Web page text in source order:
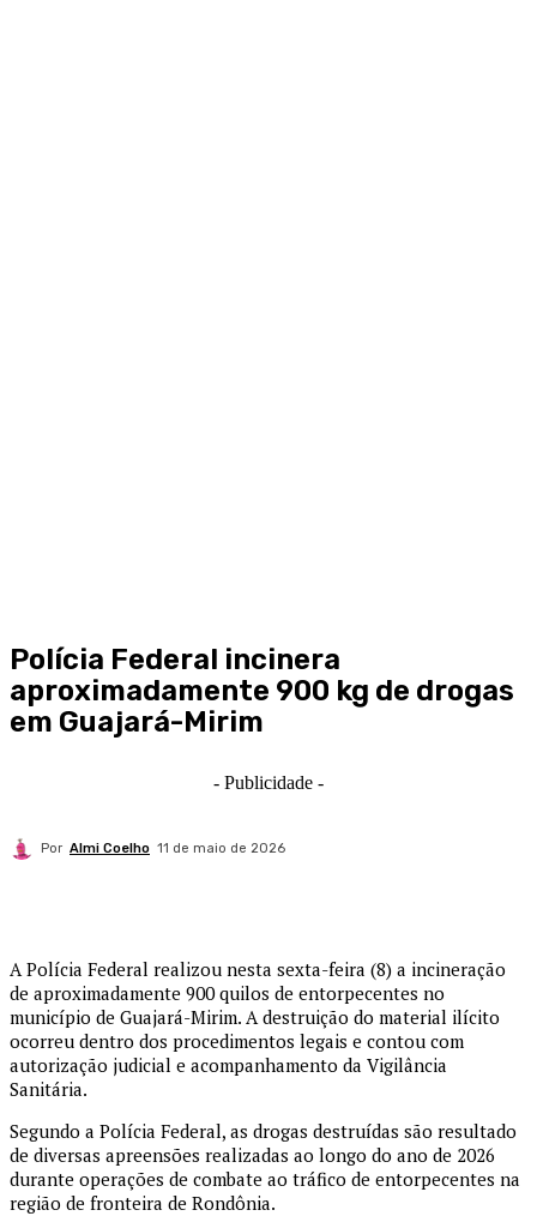
Polícia Federal incinera
aproximadamente 900 kg de drogas
em Guajará-Mirim
- Publicidade -
Por Almi Coelho 11 de maio de 2026
A Polícia Federal realizou nesta sexta-feira (8) a incineração
de aproximadamente 900 quilos de entorpecentes no
município de Guajará-Mirim. A destruição do material ilícito
ocorreu dentro dos procedimentos legais e contou com
autorização judicial e acompanhamento da Vigilância
Sanitária.
Segundo a Polícia Federal, as drogas destruídas são resultado
de diversas apreensões realizadas ao longo do ano de 2026
durante operações de combate ao tráfico de entorpecentes na
região de fronteira de Rondônia.